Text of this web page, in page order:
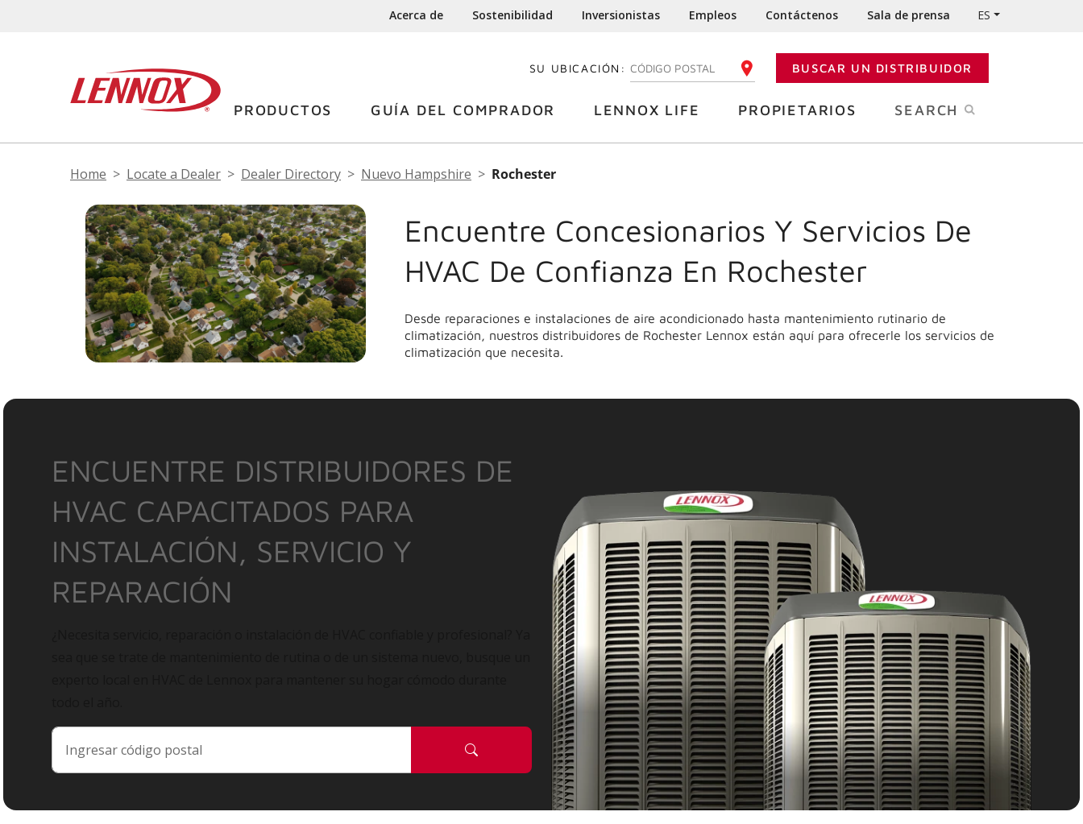
Acerca de Sostenibilidad Inversionistas Empleos Contáctenos Sala de prensa ES
SU UBICACIÓN: INGRESE SU CÓDIGO POSTAL BUSCAR UN DISTRIBUIDOR
PRODUCTOS GUÍA DEL COMPRADOR LENNOX LIFE PROPIETARIOS SEARCH
Home Locate a Dealer Dealer Directory Nuevo Hampshire Rochester
Encuentre Concesionarios Y Servicios De
HVAC De Confianza En Rochester
Desde reparaciones e instalaciones de aire acondicionado hasta mantenimiento rutinario de
climatización, nuestros distribuidores de Rochester Lennox están aquí para ofrecerle los servicios de
climatización que necesita.
ENCUENTRE DISTRIBUIDORES DE
HVAC CAPACITADOS PARA
INSTALACIÓN, SERVICIO Y
REPARACIÓN